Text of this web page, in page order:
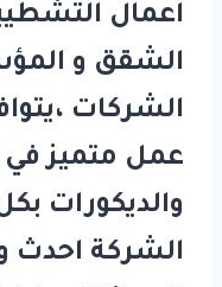
اعمال
الشقق و
الشركات
عمل متميز في
والديكورات
الشركة احدث